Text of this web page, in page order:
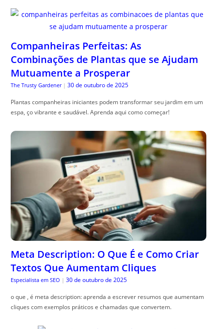
Companheiras Perfeitas: As
Combinações de Plantas que se Ajudam
Mutuamente a Prosperar
The Trusty Gardener | 30 de outubro de 2025
Plantas companheiras iniciantes podem transformar seu jardim em um
espa, ço vibrante e saudável. Aprenda aqui como começar!
Meta Description: O Que É e Como Criar
Textos Que Aumentam Cliques
Especialista em SEO | 30 de outubro de 2025
o que , é meta description: aprenda a escrever resumos que aumentam
cliques com exemplos práticos e chamadas que convertem.